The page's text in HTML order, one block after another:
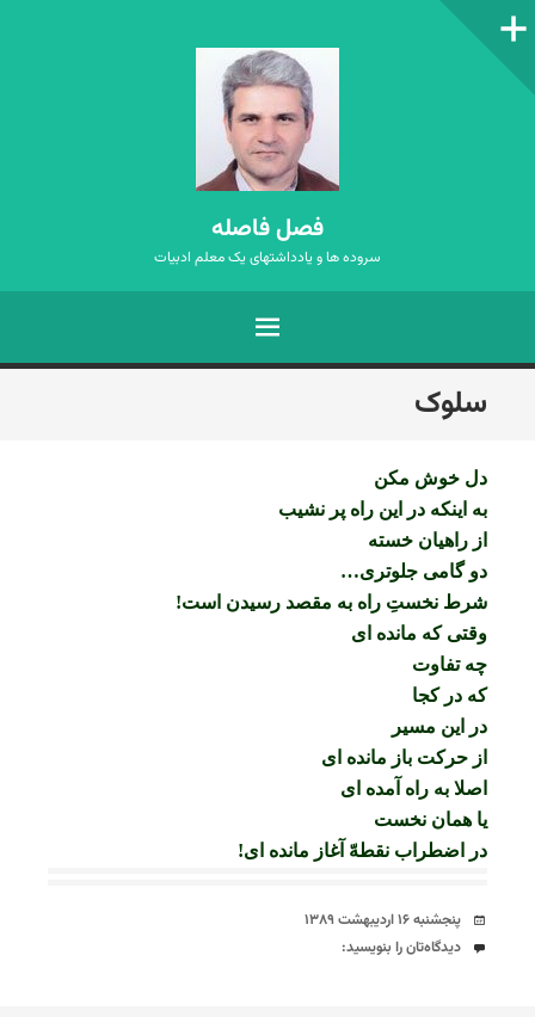
ستون‌کناری
فصل فاصله
سروده ها و یادداشتهای یک معلم ادبیات
فهرست
رفتن
به
سلوک
دل خوش مکن
به اینکه در این راه پر نشیب
از راهیان خسته
دو گامی جلوتری…
شرط نخستِ راه به مقصد رسیدن است!
وقتی که مانده ای
چه تفاوت
که در کجا
در این مسیر
از حرکت باز مانده ای
اصلا به راه آمده ای
یا همان نخست
در اضطراب نقطهّ آغاز مانده ای!
تاریخ
پنجشنبه ۱۶ اردیبهشت ۱۳۸۹
دیدگاه‌ها
دیدگاه‌تان را بنویسید: